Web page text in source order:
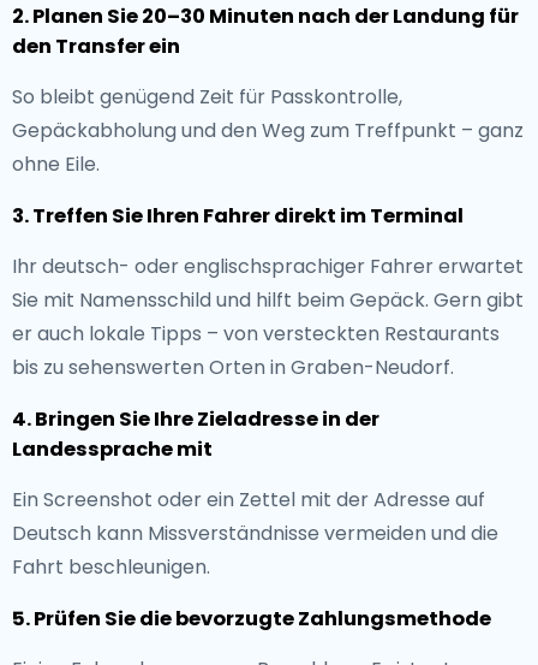
2. Planen Sie 20–30 Minuten nach der Landung für
den Transfer ein
So bleibt genügend Zeit für Passkontrolle,
Gepäckabholung und den Weg zum Treffpunkt – ganz
ohne Eile.
3. Treffen Sie Ihren Fahrer direkt im Terminal
Ihr deutsch- oder englischsprachiger Fahrer erwartet
Sie mit Namensschild und hilft beim Gepäck. Gern gibt
er auch lokale Tipps – von versteckten Restaurants
bis zu sehenswerten Orten in Graben-Neudorf.
4. Bringen Sie Ihre Zieladresse in der
Landessprache mit
Ein Screenshot oder ein Zettel mit der Adresse auf
Deutsch kann Missverständnisse vermeiden und die
Fahrt beschleunigen.
5. Prüfen Sie die bevorzugte Zahlungsmethode